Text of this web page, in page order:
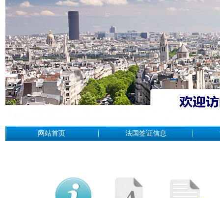
网站首页 法国签证信息